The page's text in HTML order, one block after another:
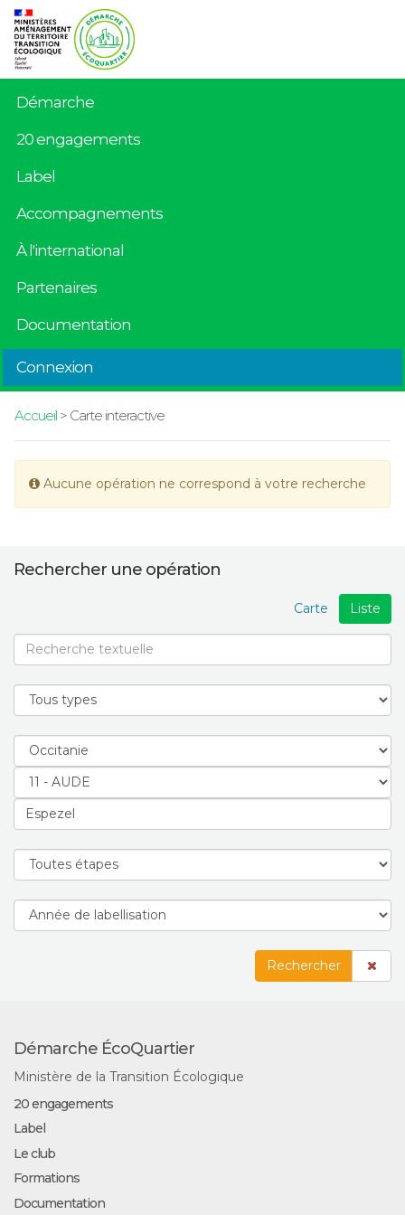
Démarche
20 engagements
Label
Accompagnements
À l'international
Partenaires
Documentation
Connexion
Accueil> Carte interactive
Aucune opération ne correspond à votre recherche
Rechercher une opération
Liste
Carte
Rechercher
Démarche ÉcoQuartier
Ministère de la Transition Écologique
20 engagements
Label
Le club
Formations
Documentation